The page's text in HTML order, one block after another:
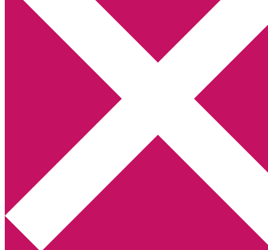
Hem
Boktolva
Författarfemman
Kontakt
Webbshop Amazon
Utskriftscentralen
Min tv-blogg
You are here:Home
Peter James levererar alltid
[Recension]
Peter James levererar alltid
[Recension]